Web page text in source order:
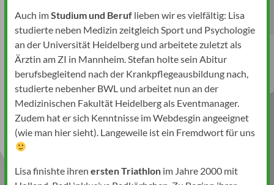
Auch imStudium und Beruf lieben wir es vielfältig: Lisa
studierte neben Medizin zeitgleich Sport und Psychologie
an der Universität Heidelberg und arbeitete zuletzt als
Ärztin am ZI in Mannheim. Stefan holte sein Abitur
berufsbegleitend nach der Krankpflegeausbildung nach,
studierte nebenher BWL und arbeitet nun an der
Medizinischen Fakultät Heidelberg als Eventmanager.
Zudem hat er sich Kenntnisse im Webdesgin angeeignet
(wie man hier sieht). Langeweile ist ein Fremdwort für uns
Lisa finishte ihrenersten Triathlon im Jahre 2000 mit